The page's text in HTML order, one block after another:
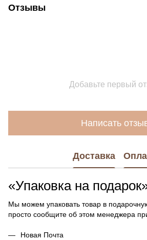
Отзывы
Добавьте первый
Написать
Доставка
«Упаковка на
Мы можем упаковать товар в
просто сообщите об этом менеджера
Новая Почта